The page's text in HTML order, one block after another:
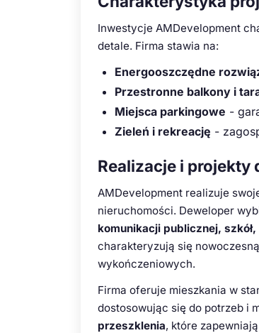
Inwestycje AMDevelopment
detale. Firma stawia na:
Energooszczędne
Przestronne balkony i
Miejsca parkingowe -
Zieleń i rekreację -
Realizacje i projekty
AMDevelopment realizuje
nieruchomości. Deweloper
komunikacji publicznej,
charakteryzują się
wykończeniowych.
Firma oferuje mieszkania w
dostosowując się do potrzeb i
przeszklenia, które